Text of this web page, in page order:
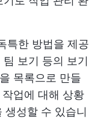
특한 방법을 제공
보기 등의 보기
목록으로 만들
업에 대해 상황
생성할 수 있습니